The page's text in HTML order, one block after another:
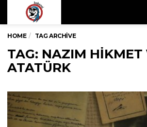
HOME TAG ARCHIVE
TAG: NAZIM HIKMET
ATATÜRK